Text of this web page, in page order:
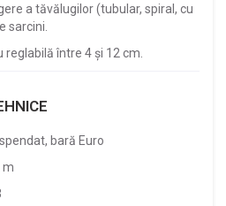
a tăvălugilor (tubular, spiral, cu
sarcini.
între 4 și 12 cm.
bară Euro
m